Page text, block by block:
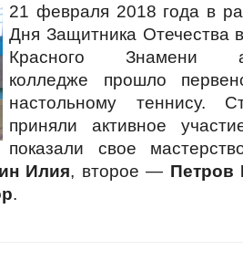
теннису
21 февраля 2018 года в
Дня Защитника Отечества
Красного Знамени
колледже прошло
настольному теннису.
приняли активное
показали свое
Илия, второе — Петров
.